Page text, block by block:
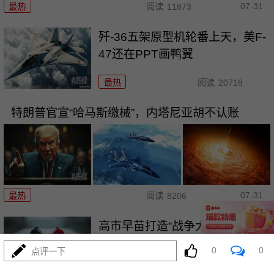
最热 阅读 11873 07-31
歼-36五架原型机轮番上天，美F-
47还在PPT画鸭翼
最热 阅读 20718
特朗普官宣“哈马斯缴械”，内塔尼亚胡不认账
最热 阅读 8206 07-31
高市早苗打造“战争大脑”，军国主
义已进入实操
点评一下 0 0